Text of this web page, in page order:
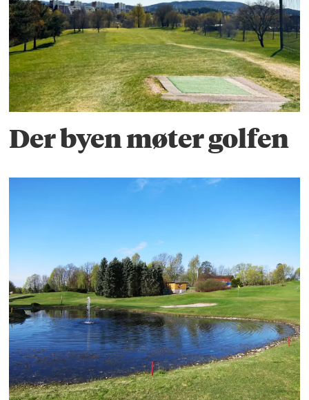
Der byen møter golfen